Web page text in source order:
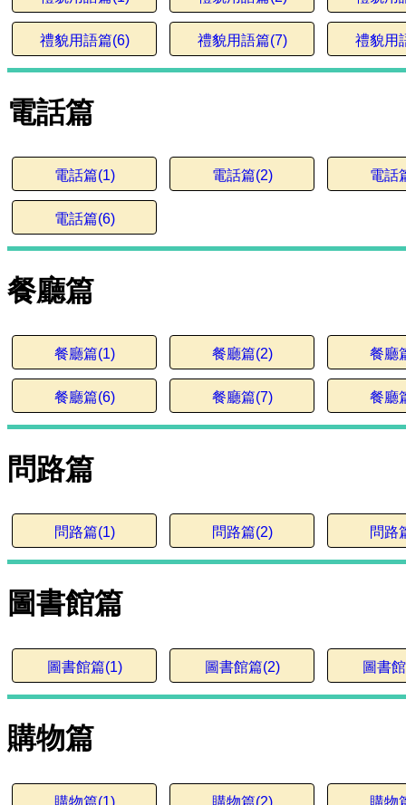
禮貌用語篇(6) 禮貌用語篇(7) 禮貌用
電話篇
電話篇(1) 電話篇(2) 電話
電話篇(6)
餐廳篇
餐廳篇(1) 餐廳篇(2) 餐廳
餐廳篇(6) 餐廳篇(7) 餐廳
問路篇
問路篇(1) 問路篇(2) 問路
圖書館篇
圖書館篇(1) 圖書館篇(2) 圖書
購物篇
購物篇(1) 購物篇(2) 購物